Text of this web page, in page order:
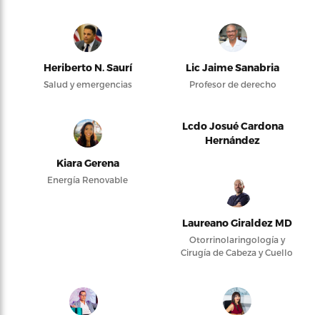
Heriberto N. Saurí
Salud y emergencias
Lic Jaime Sanabria
Profesor de derecho
Kiara Gerena
Energía Renovable
Lcdo Josué Cardona
Hernández
Laureano Giraldez MD
Otorrinolaringología y
Cirugía de Cabeza y Cuello